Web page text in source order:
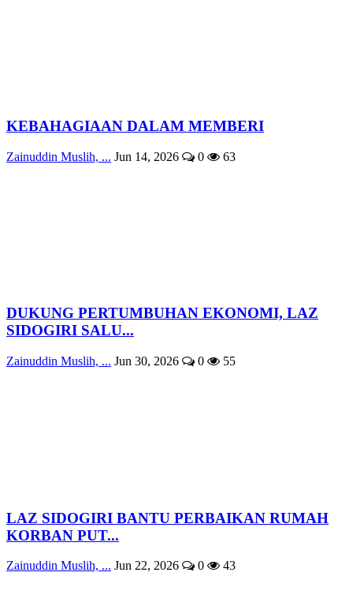
KEBAHAGIAAN DALAM MEMBERI
Zainuddin Muslih, ... Jun 14, 2026 0 63
DUKUNG PERTUMBUHAN EKONOMI, LAZ
SIDOGIRI SALU...
Zainuddin Muslih, ... Jun 30, 2026 0 55
LAZ SIDOGIRI BANTU PERBAIKAN RUMAH
KORBAN PUT...
Zainuddin Muslih, ... Jun 22, 2026 0 43